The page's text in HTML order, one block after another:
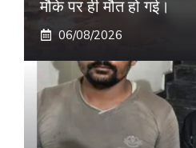
मौके पर ही मौत हो गई।
06/08/2026